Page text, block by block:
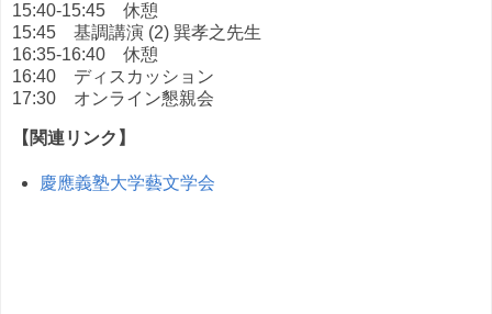
15:40-15:45 休憩
15:45 基調講演 (2) 巽孝之先生
16:35-16:40 休憩
16:40 ディスカッション
17:30 オンライン懇親会
【関連リンク】
慶應義塾大学藝文学会